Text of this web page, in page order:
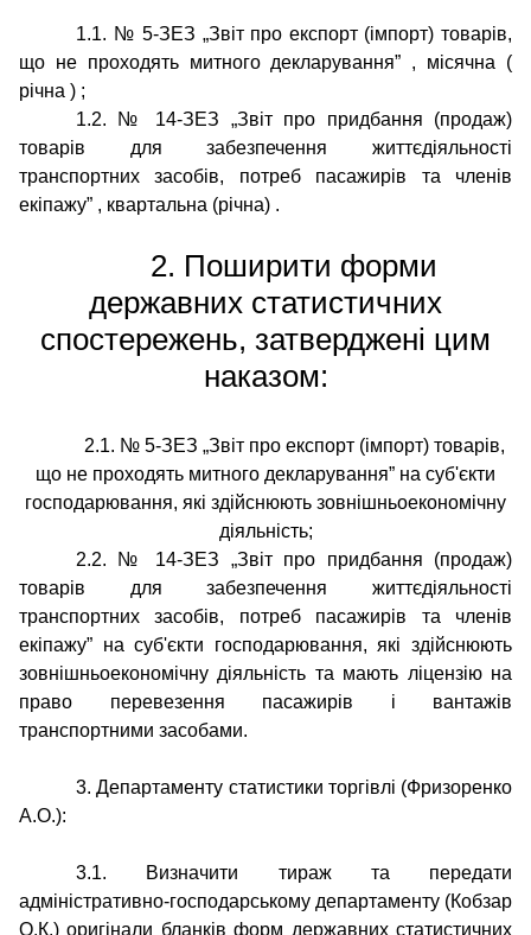
1.1. № 5-ЗЕЗ „Звіт про експорт (імпорт) товарів,
що не проходять митного декларування” , місячна (
річна ) ;
1.2. № 14-ЗЕЗ „Звіт про придбання (продаж)
товарів для забезпечення життєдіяльності
транспортних засобів, потреб пасажирів та членів
екіпажу” , квартальна (річна) .
2. Поширити форми
державних статистичних
спостережень, затверджені цим
наказом:
2.1. № 5-ЗЕЗ „Звіт про експорт (імпорт) товарів,
що не проходять митного декларування” на суб'єкти
господарювання, які здійснюють зовнішньоекономічну
діяльність;
2.2. № 14-ЗЕЗ „Звіт про придбання (продаж)
товарів для забезпечення життєдіяльності
транспортних засобів, потреб пасажирів та членів
екіпажу” на суб'єкти господарювання, які здійснюють
зовнішньоекономічну діяльність та мають ліцензію на
право перевезення пасажирів і вантажів
транспортними засобами.
3. Департаменту статистики торгівлі (Фризоренко
А.О.):
3.1. Визначити тираж та передати
адміністративно-господарському департаменту (Кобзар
О.К.) оригінали бланків форм державних статистичних